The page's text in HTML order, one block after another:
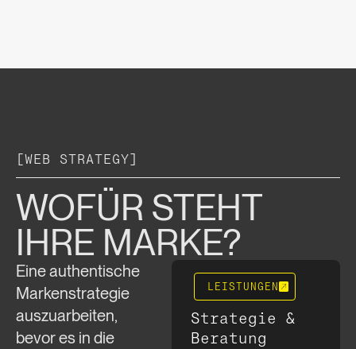
[WEB STRATEGY]
WOFÜR STEHT
IHRE MARKE?
Eine authentische
Markenstrategie
auszuarbeiten,
bevor es in die
LEISTUNGEN
Strategie &
Beratung